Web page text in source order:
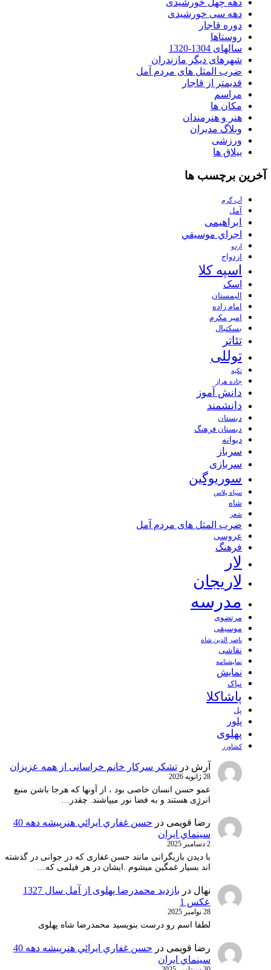
دهه چهل خورشیدی
دهه سی خورشیدی
دوره قاجار
روستاها
سالهای 1304-1320
شهرهای دیگر مازندران
ضرب المثل های مردم آمل
قدیمتر از قاجار
مراسم
مکان ها
هنر و هنرمندان
وبلاگ مدیران
ورزشی
ییلاق ها
آخرین برچسب ها
آب گرم
آمل
ابراهیمی
اجراي موسيقي
اردو
ازدواج
اسپه کلا
اسک
الیمستان
امام زاده
امیر مکرم
بسکتبال
تئاتر
توللی
تکیه
جاده هراز
دانش آموز
دانشمند
دبستان
دبستان فرهنگ
دیوانه
سرباز
سربازی
سوریوگین
سیاه پلاس
شاه
شعر
ضرب المثل های مردم آمل
عروسی
فرهنگ
لار
لاریجان
مدرسه
مرتضوی
موسیقی
ناصر الدین شاه
نقاشی
نمايشنامه
نمایش
نیاک
پاشاکلا
پل
پلور
پهلوی
کشاورز
آرش در تشکر سرکار خانم خراسانی از همه عزیزان
28 ژانویه 2026
عمو حسن انسان خاصی بود ، از آونها که هرجا باشن منبع
انرژِی هستند و به فضا نور میپاشند. چقدر…
رضا قویمی در
حسن غفاري ايرائي هنرپيشه دهه 40
سينماي ايران
2 دسامبر 2025
با دیدن بازیگرانی مانند حسن غفاری که در جوانی در گذشته
اند بسیار غمگین میشوم .ایشان در هر فیلمی که…
نهال در
بازدید محمدرضا پهلوی از آمل سال 1327
عکس 1
28 نوامبر 2025
لطفا اسم رو درست بنویسید محمدرضا شاه پهلوی
رضا قویمی در
حسن غفاري ايرائي هنرپيشه دهه 40
سينماي ايران